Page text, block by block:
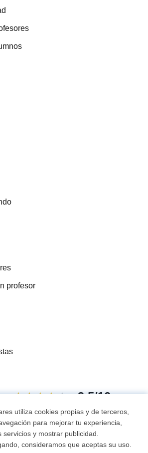
profesor
★★★★★ 9,5/10
opiniones de alumnos
Tusclasesparticulares.com.ec
utiliza cookies propias y de terceros,
para mejorar tu experiencia,
servicios y mostrar publicidad.
consideramos que aceptas su uso.